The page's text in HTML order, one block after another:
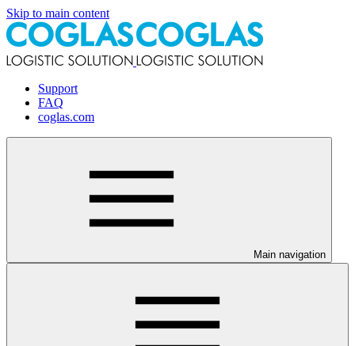
Skip to main content
Support
FAQ
coglas.com
Main navigation